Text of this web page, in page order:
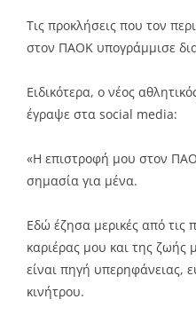
Tις προκλήσεις που τον
στον ΠΑΟΚ υπογράμμισε
Ειδικότερα, ο νέος
έγραψε στα social media:
«Η επιστροφή μου στον
σημασία για μένα.
Εδώ έζησα μερικές από τις
καριέρας μου και της
είναι πηγή υπερηφάνειας,
κινήτρου.